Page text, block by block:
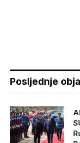
Posljednje